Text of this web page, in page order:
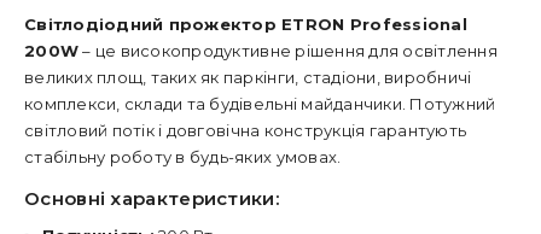
Світлодіодний прожектор ETRON Professional
200W– це високопродуктивне рішення для освітлення
великих площ, таких як паркінги, стадіони, виробничі
комплекси, склади та будівельні майданчики. Потужний
світловий потік і довговічна конструкція гарантують
стабільну роботу в будь-яких умовах.
Основні характеристики: